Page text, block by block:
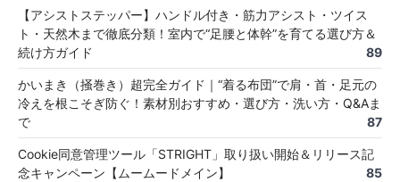
【アシストステッパー】ハンドル付き・筋力アシスト・ツイス
ト・天然木まで徹底分類！室内で“足腰と体幹”を育てる選び方＆
続け方ガイド
89
かいまき（掻巻き）超完全ガイド｜“着る布団”で肩・首・足元の
冷えを根こそぎ防ぐ！素材別おすすめ・選び方・洗い方・Q&Aま
で
87
Cookie同意管理ツール「STRIGHT」取り扱い開始＆リリース記
念キャンペーン【ムームードメイン】
85